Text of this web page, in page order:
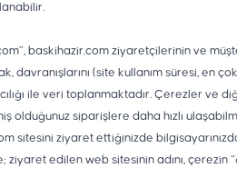
baskihazir.com ziyaretçilerinin ve
davranışlarını (site kullanım süresi,
ile veri toplanmaktadır. Çerezler ve
olduğunuz siparişlere daha hızlı
sitesini ziyaret ettiğinizde
ziyaret edilen web sitesinin adını, çerezin